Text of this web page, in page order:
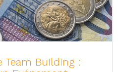
Team Building :